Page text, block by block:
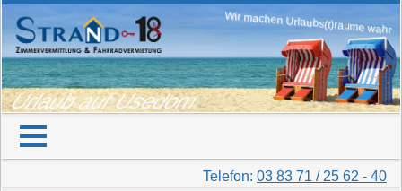
Wir machen Urlaubs(t)räume wahr
Urlaub auf Usedom
Telefon: 03 83 71 / 25 62 - 40